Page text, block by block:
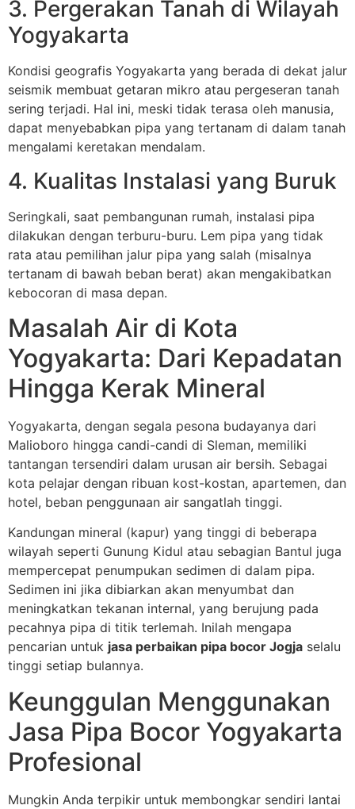
3. Pergerakan Tanah di Wilayah
Yogyakarta
Kondisi geografis Yogyakarta yang berada di dekat jalur
seismik membuat getaran mikro atau pergeseran tanah
sering terjadi. Hal ini, meski tidak terasa oleh manusia,
dapat menyebabkan pipa yang tertanam di dalam tanah
mengalami keretakan mendalam.
4. Kualitas Instalasi yang Buruk
Seringkali, saat pembangunan rumah, instalasi pipa
dilakukan dengan terburu-buru. Lem pipa yang tidak
rata atau pemilihan jalur pipa yang salah (misalnya
tertanam di bawah beban berat) akan mengakibatkan
kebocoran di masa depan.
Masalah Air di Kota
Yogyakarta: Dari Kepadatan
Hingga Kerak Mineral
Yogyakarta, dengan segala pesona budayanya dari
Malioboro hingga candi-candi di Sleman, memiliki
tantangan tersendiri dalam urusan air bersih. Sebagai
kota pelajar dengan ribuan kost-kostan, apartemen, dan
hotel, beban penggunaan air sangatlah tinggi.
Kandungan mineral (kapur) yang tinggi di beberapa
wilayah seperti Gunung Kidul atau sebagian Bantul juga
mempercepat penumpukan sedimen di dalam pipa.
Sedimen ini jika dibiarkan akan menyumbat dan
meningkatkan tekanan internal, yang berujung pada
pecahnya pipa di titik terlemah. Inilah mengapa
pencarian untuk jasa perbaikan pipa bocor Jogja selalu
tinggi setiap bulannya.
Keunggulan Menggunakan
Jasa Pipa Bocor Yogyakarta
Profesional
Mungkin Anda terpikir untuk membongkar sendiri lantai